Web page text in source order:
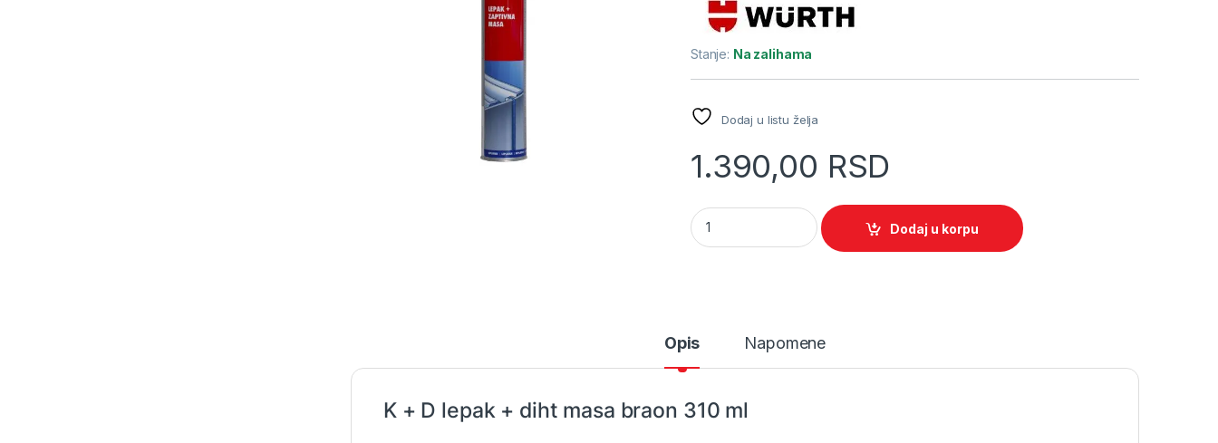
Stanje: Na zalihama
Dodaj u listu želja
1.390,00 RSD
K + D lepak + diht masa braon 310 ml 08901004 quantity
Dodaj u korpu
Opis Napomene
K + D lepak + diht masa braon 310 ml